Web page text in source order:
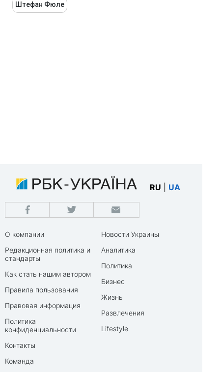
Штефан Фюле
RU UA
О компании
Редакционная политика и
стандарты
Как стать нашим автором
Правила пользования
Правовая информация
Политика
конфиденциальности
Контакты
Команда
Новости Украины
Аналитика
Политика
Бизнес
Жизнь
Развлечения
Lifestyle